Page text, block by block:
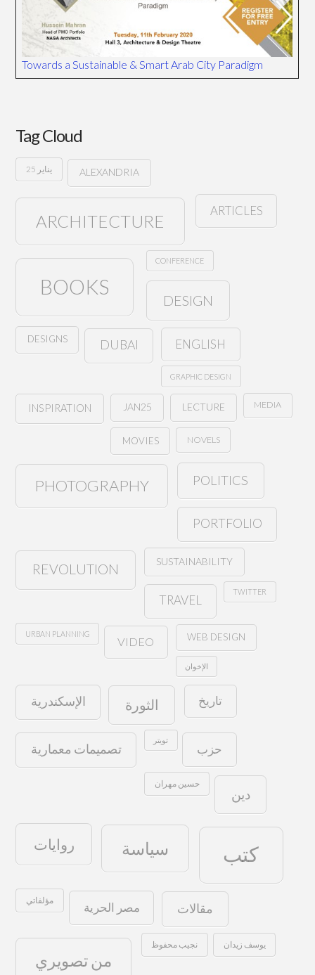
Towards a Sustainable & Smart Arab City Paradigm
Tag Cloud
25 يناير ALEXANDRIA
ARCHITECTURE
ARTICLES
BOOKS
CONFERENCE
DESIGN
DESIGNS DUBAI ENGLISH
GRAPHIC DESIGN
INSPIRATION JAN25 LECTURE MEDIA
MOVIES NOVELS
PHOTOGRAPHY POLITICS
PORTFOLIO
REVOLUTION SUSTAINABILITY
TRAVEL
TWITTER
URBAN PLANNING
VIDEO WEB DESIGN
الإخوان
الإسكندرية الثورة تاريخ
تصميمات معمارية
تويتر
حزب
حسين مهران
دين
روايات سياسة كتب
مؤلفاتي مصر الحرية مقالات
من تصويري
نجيب محفوظ يوسف زيدان